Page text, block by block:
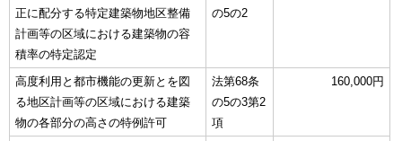
正に配分する特定建築物地区整備
計画等の区域における建築物の容
積率の特定認定
の5の2
高度利用と都市機能の更新とを図
る地区計画等の区域における建築
物の各部分の高さの特例許可
法第68条
の5の3第2
項
160,000円